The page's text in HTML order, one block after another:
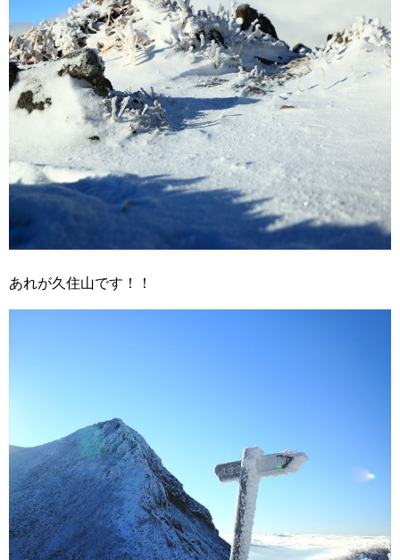
あれが久住山です！！